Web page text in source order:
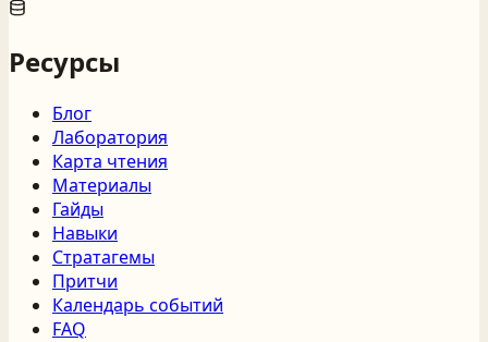
Ресурсы
Блог
Лаборатория
Карта чтения
Материалы
Гайды
Навыки
Стратагемы
Притчи
Календарь событий
FAQ